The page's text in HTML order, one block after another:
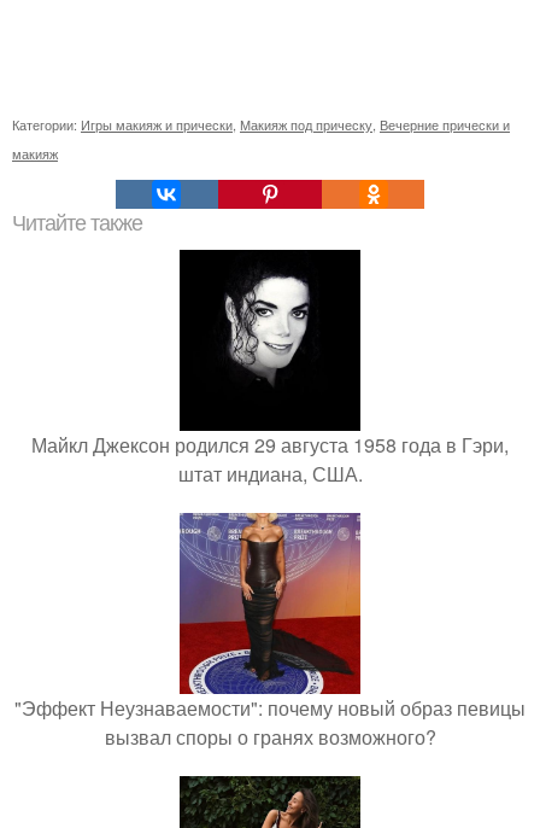
Категории: Игры макияж и прически Макияж под прическу Вечерние прически и
макияж
Читайте также
Майкл Джексон родился 29 августа 1958 года в Гэри,
штат индиана, США.
"Эффект Неузнаваемости": почему новый образ певицы
вызвал споры о гранях возможного?